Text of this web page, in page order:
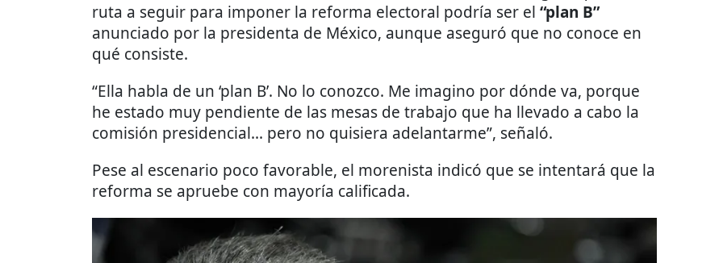
ruta a seguir para imponer la reforma electoral podría ser el “plan B”
anunciado por la presidenta de México, aunque aseguró que no conoce en
qué consiste.
“Ella habla de un ‘plan B’. No lo conozco. Me imagino por dónde va, porque
he estado muy pendiente de las mesas de trabajo que ha llevado a cabo la
comisión presidencial... pero no quisiera adelantarme”, señaló.
Pese al escenario poco favorable, el morenista indicó que se intentará que la
reforma se apruebe con mayoría calificada.